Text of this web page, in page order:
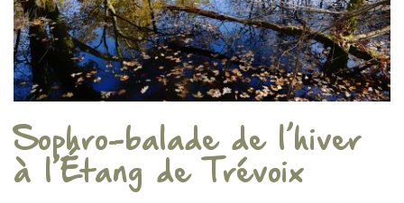
Sophro-balade de l’hiver
à l’Étang de Trévoix